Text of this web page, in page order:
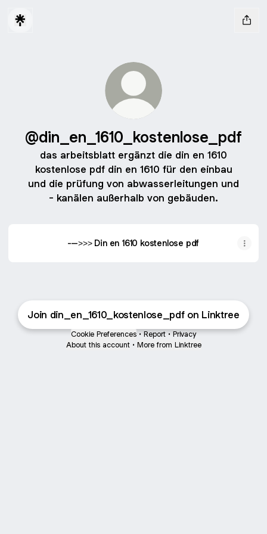
@din_en_1610_kostenlose_pdf
das arbeitsblatt ergänzt die din en 1610
kostenlose pdf din en 1610 für den einbau
und die prüfung von abwasserleitungen und
- kanälen außerhalb von gebäuden.
--->>> Din en 1610 kostenlose pdf
Join din_en_1610_kostenlose_pdf on Linktree
Cookie Preferences • Report • Privacy
About this account • More from Linktree